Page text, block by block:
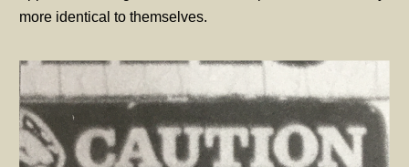
more identical to themselves.